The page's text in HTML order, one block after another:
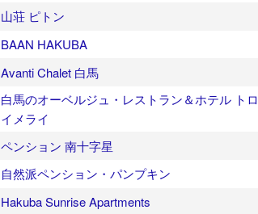
山荘 ピトン
BAAN HAKUBA
Avanti Chalet 白馬
白馬のオーベルジュ・レストラン＆ホテル トロ
イメライ
ペンション 南十字星
自然派ペンション・パンプキン
Hakuba Sunrise Apartments